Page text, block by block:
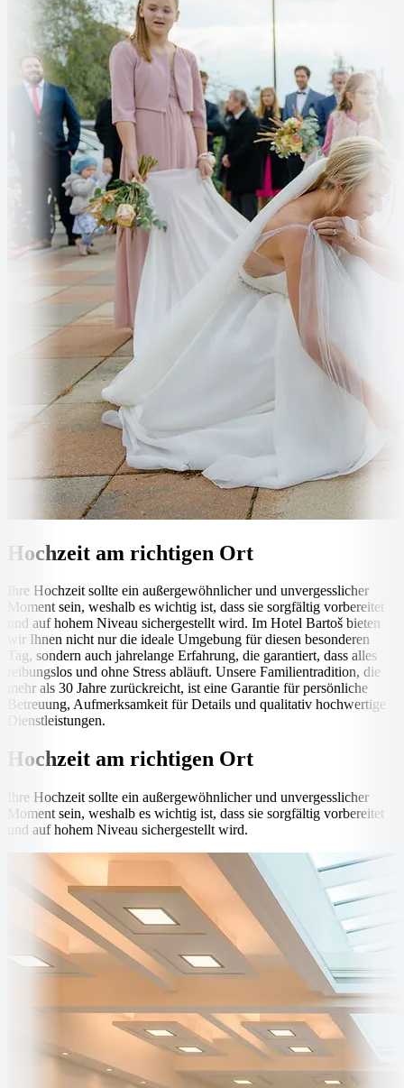
Hochzeit am richtigen Ort
Ihre Hochzeit sollte ein außergewöhnlicher und unvergesslicher
Moment sein, weshalb es wichtig ist, dass sie sorgfältig vorbereitet
und auf hohem Niveau sichergestellt wird. Im Hotel Bartoš bieten
wir Ihnen nicht nur die ideale Umgebung für diesen besonderen
Tag, sondern auch jahrelange Erfahrung, die garantiert, dass alles
reibungslos und ohne Stress abläuft. Unsere Familientradition, die
mehr als 30 Jahre zurückreicht, ist eine Garantie für persönliche
Betreuung, Aufmerksamkeit für Details und qualitativ hochwertige
Dienstleistungen.
Hochzeit am richtigen Ort
Ihre Hochzeit sollte ein außergewöhnlicher und unvergesslicher
Moment sein, weshalb es wichtig ist, dass sie sorgfältig vorbereitet
und auf hohem Niveau sichergestellt wird.